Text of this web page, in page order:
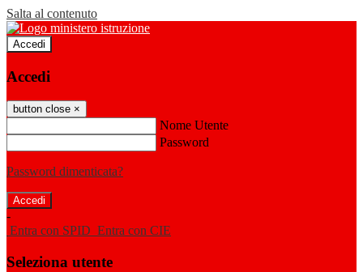
Salta al contenuto
Accedi
Accedi
button close ×
Nome Utente
Password
Password dimenticata?
-
Entra con SPID Entra con CIE
Seleziona utente